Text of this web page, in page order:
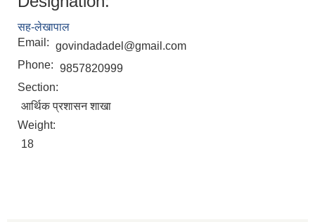
सह-लेखापाल
Email: govindadadel@gmail.com
Phone: 9857820999
Section:
आर्थिक प्रशासन शाखा
Weight:
18